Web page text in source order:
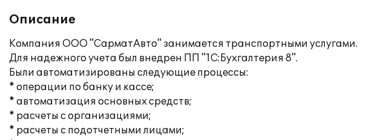
Описание
Компания ООО "СарматАвто" занимается транспортными услугами.
Для надежного учета был внедрен ПП "1С:Бухгалтерия 8".
Были автоматизированы следующие процессы:
* операции по банку и кассе;
* автоматизация основных средств;
* расчеты с организациями;
* расчеты с подотчетными лицами;